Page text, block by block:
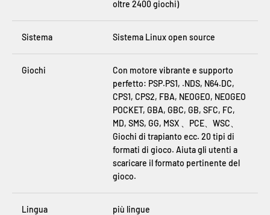
oltre 2400 giochi)
Sistema Sistema Linux open source
Giochi
Con motore vibrante e supporto
perfetto: PSP.PS1, .NDS, N64.DC,
CPS1, CPS2, FBA, NEOGEO, NEOGEO
POCKET, GBA, GBC, GB, SFC, FC,
MD, SMS, GG, MSX 、PCE、WSC、
Giochi di trapianto ecc. 20 tipi di
formati di gioco. Aiuta gli utenti a
scaricare il formato pertinente del
gioco.
Lingua più lingue